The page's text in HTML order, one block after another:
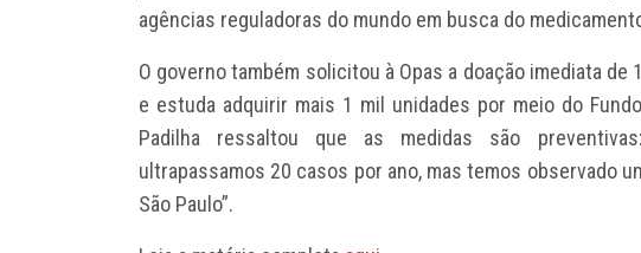
agências reguladoras do mundo em busca do
O governo também solicitou à Opas a doação imediata
e estuda adquirir mais 1 mil unidades por meio do
Padilha ressaltou que as medidas são
ultrapassamos 20 casos por ano, mas temos observado
São Paulo”.